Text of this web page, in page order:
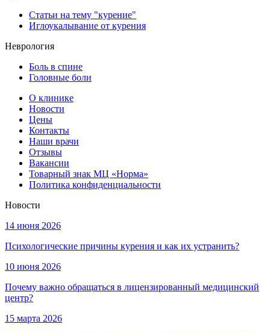
Статьи на тему "курение"
Иглоукалывание от курения
Неврология
Боль в спине
Головные боли
О клинике
Новости
Цены
Контакты
Наши врачи
Отзывы
Вакансии
Товарный знак МЦ «Норма»
Политика конфиденциальности
Новости
14 июня 2026
Психологические причины курения и как их устранить?
10 июня 2026
Почему важно обращаться в лицензированный медицинский
центр?
15 марта 2026